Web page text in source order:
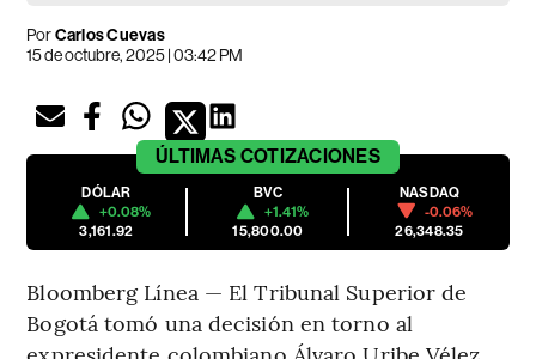
PorCarlos Cuevas
15 de octubre, 2025 | 03:42 PM
ÚLTIMAS COTIZACIONES
DÓLAR
+0.08%
3,161.92
BVC
+1.41%
15,800.00
NASDAQ
-0.06%
26,348.35
Bloomberg Línea — El Tribunal Superior de
Bogotá tomó una decisión en torno al